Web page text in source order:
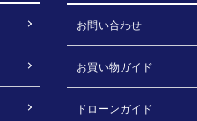
お問い合わせ
お買い物ガイド
ドローンガイド